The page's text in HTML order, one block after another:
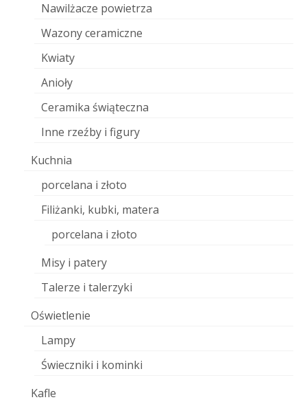
Nawilżacze powietrza
Wazony ceramiczne
Kwiaty
Anioły
Ceramika świąteczna
Inne rzeźby i figury
Kuchnia
porcelana i złoto
Filiżanki, kubki, matera
porcelana i złoto
Misy i patery
Talerze i talerzyki
Oświetlenie
Lampy
Świeczniki i kominki
Kafle